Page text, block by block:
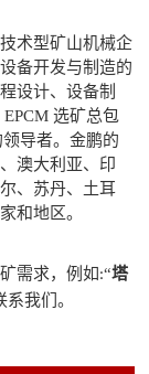
术型矿山机械企
备开发与制造的
设计、设备制
选矿总包
导者。金鹏的
澳大利亚、印
、苏丹、土耳
和地区。
需求，例如 :“塔
我们。